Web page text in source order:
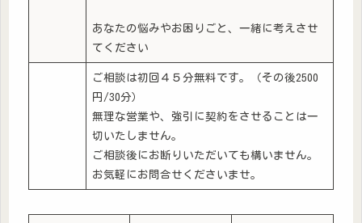
あなたの悩みやお困りごと、一緒に考えさせ
てください
ご相談は初回４５分無料です。（その後2500
円/30分）
無理な営業や、強引に契約をさせることは一
切いたしません。
ご相談後にお断りいただいても構いません。
お気軽にお問合せくださいませ。